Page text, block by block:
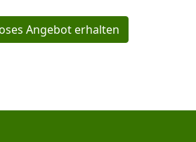
Angebot erhalten